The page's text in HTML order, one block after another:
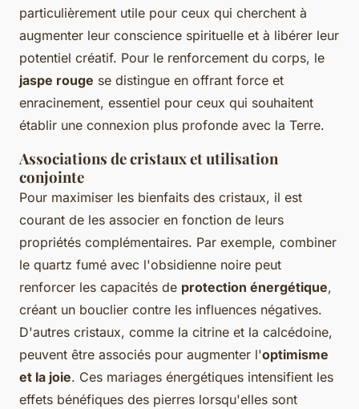
particulièrement utile pour ceux qui cherchent à
augmenter leur conscience spirituelle et à libérer leur
potentiel créatif. Pour le renforcement du corps, le
jaspe rouge se distingue en offrant force et
enracinement, essentiel pour ceux qui souhaitent
établir une connexion plus profonde avec la Terre.
Associations de cristaux et utilisation
conjointe
Pour maximiser les bienfaits des cristaux, il est
courant de les associer en fonction de leurs
propriétés complémentaires. Par exemple, combiner
le quartz fumé avec l'obsidienne noire peut
renforcer les capacités de protection énergétique,
créant un bouclier contre les influences négatives.
D'autres cristaux, comme la citrine et la calcédoine,
peuvent être associés pour augmenter l'optimisme
et la joie. Ces mariages énergétiques intensifient les
effets bénéfiques des pierres lorsqu'elles sont